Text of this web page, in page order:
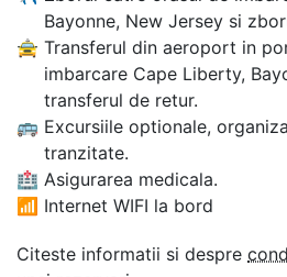
Bayonne, New Jersey si
🚖 Transferul din aeroport in
imbarcare Cape Liberty,
transferul de retur.
🚌 Excursiile optionale,
tranzitate.
🏥 Asigurarea medicala.
📶 Internet WIFI la bord
Citeste informatii si despre